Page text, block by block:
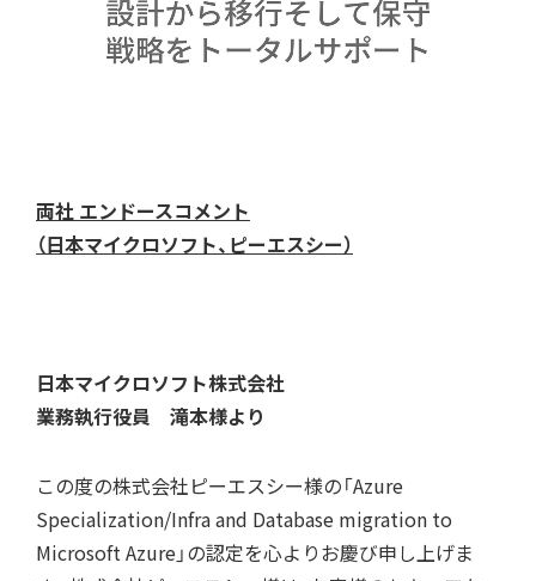
両社 エンドースコメント
（日本マイクロソフト、ピーエスシー）
日本マイクロソフト株式会社
業務執行役員 滝本様より
この度の株式会社ピーエスシー様の「Azure
Specialization/Infra and Database migration to
Microsoft Azure」の認定を心よりお慶び申し上げま